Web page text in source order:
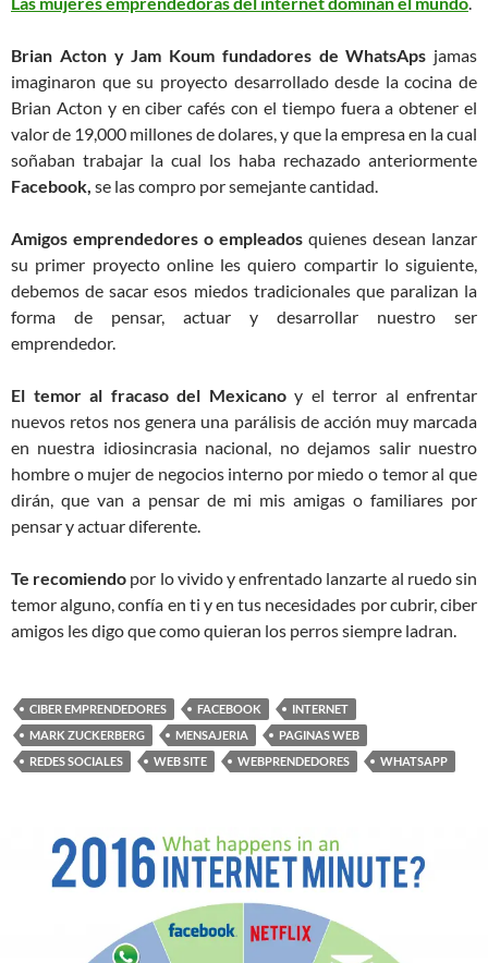
Brian Acton y Jam Koum fundadores de WhatsAps jamas
imaginaron que su proyecto desarrollado desde la cocina de
Brian Acton y en ciber cafés con el tiempo fuera a obtener el
valor de 19,000 millones de dolares, y que la empresa en la cual
soñaban trabajar la cual los haba rechazado anteriormente
Facebook, se las compro por semejante cantidad.
Amigos emprendedores o empleados quienes desean lanzar
su primer proyecto online les quiero compartir lo siguiente,
debemos de sacar esos miedos tradicionales que paralizan la
forma de pensar, actuar y desarrollar nuestro ser
emprendedor.
El temor al fracaso del Mexicanoy el terror al enfrentar
nuevos retos nos genera una parálisis de acción muy marcada
en nuestra idiosincrasia nacional, no dejamos salir nuestro
hombre o mujer de negocios interno por miedo o temor al que
dirán, que van a pensar de mi mis amigas o familiares por
pensar y actuar diferente.
Te recomiendo por lo vivido y enfrentado lanzarte al ruedo sin
temor alguno, confía en ti y en tus necesidades por cubrir, ciber
amigos les digo que como quieran los perros siempre ladran.
CIBER EMPRENDEDORES FACEBOOK
INTERNET
MARK ZUCKERBERG
MENSAJERIA
PAGINAS WEB
REDES SOCIALES
WEB SITE WEBPRENDEDORES WHATSAPP